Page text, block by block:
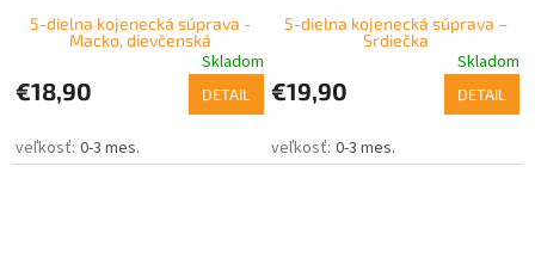
5-dielna kojenecká súprava -
Macko, dievčenská
Skladom
€18,90 DETAIL
0-3 mes.
5-dielna kojenecká súprava –
Srdiečka
Skladom
€19,90 DETAIL
0-3 mes.